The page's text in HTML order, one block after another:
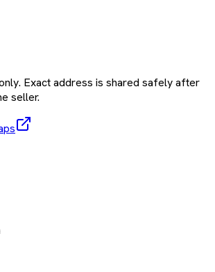
Exact address is shared safely after
seller.